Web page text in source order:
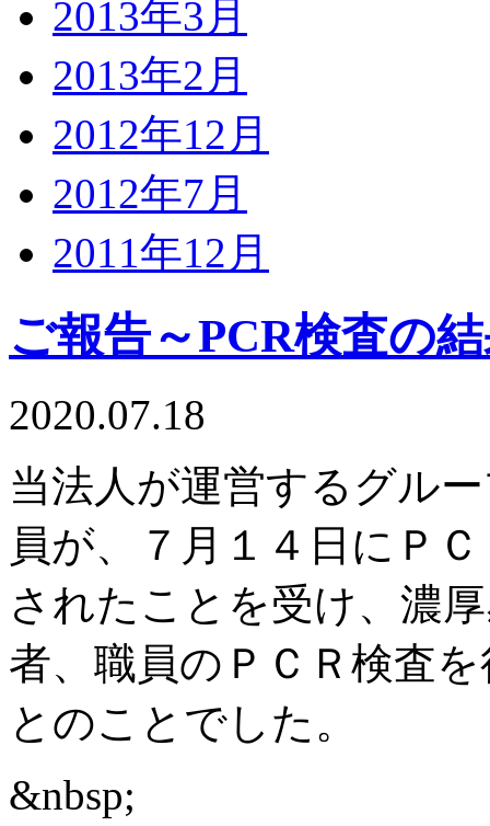
2013年3月
2013年2月
2012年12月
2012年7月
2011年12月
ご報告～PCR検査の
2020.07.18
当法人が運営するグル
員が、７月１４日にＰ
されたことを受け、濃
者、職員のＰＣＲ検査
とのことでした。
&nbsp;